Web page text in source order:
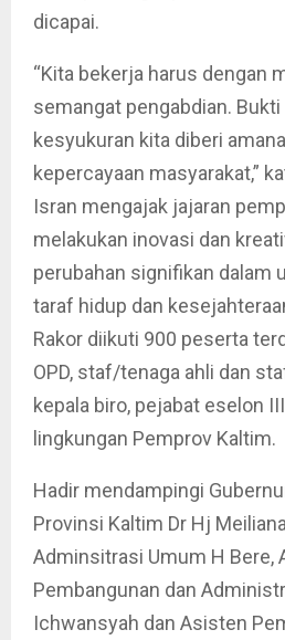
dicapai.
“Kita bekerja harus dengan
semangat pengabdian. Bukti
kesyukuran kita diberi
kepercayaan masyarakat,”
Isran mengajak jajaran
melakukan inovasi dan
perubahan signifikan dalam
taraf hidup dan
Rakor diikuti 900 peserta
OPD, staf/tenaga ahli dan
kepala biro, pejabat eselon
lingkungan Pemprov Kaltim.
Hadir mendampingi
Provinsi Kaltim Dr Hj
Adminsitrasi Umum H Bere,
Pembangunan dan
Ichwansyah dan Asisten